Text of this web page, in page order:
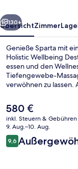
Destination
Spa
Weiter
130+
ÜbersichtZimmerLage
Genieße Sparta mit
Holistic Wellbeing
essen und den
Tiefengewebe-
verwöhnen zu
Fitnessbereich.
Der
aktuelle
Preis
beträgt
580 €.
580 €
inkl. Steuern & Gebühren
9. Aug.–10. Aug.
Bewertungen
9,69,6 von 10.